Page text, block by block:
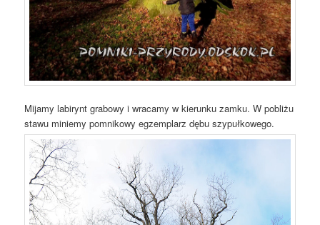
Mijamy labirynt grabowy i wracamy w kierunku zamku. W pobliżu
stawu miniemy pomnikowy egzemplarz dębu szypułkowego.